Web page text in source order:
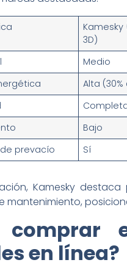
Kamesky
3D)
Medio
Alta
Bajo
prevacío
Sí
Kamesky
mantenimiento,
comprar
en línea?